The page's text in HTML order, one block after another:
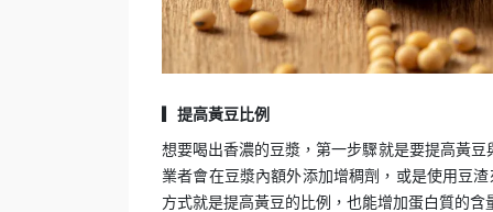
▎提高黃豆比例
想要喝出香濃的豆漿，第一步驟就是要提高黃
業者會在豆漿內額外添加增稠劑，或是使用豆
方式就是提高黃豆的比例，也能增加蛋白質的